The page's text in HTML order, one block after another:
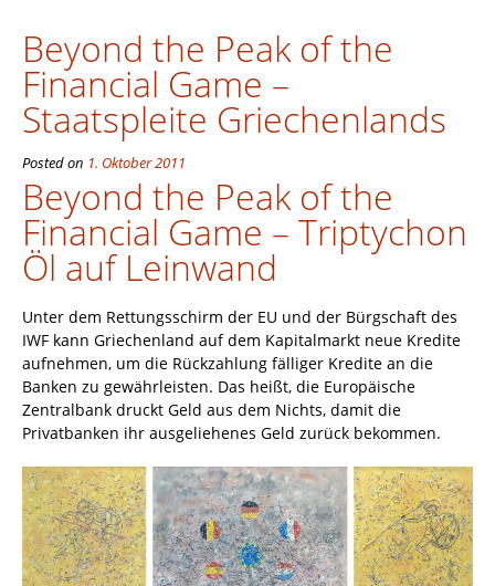
Beyond the Peak of the
Financial Game –
Staatspleite Griechenlands
Posted on 1. Oktober 2011
Beyond the Peak of the
Financial Game – Triptychon
Öl auf Leinwand
Unter dem Rettungsschirm der EU und der Bürgschaft des
IWF kann Griechenland auf dem Kapitalmarkt neue Kredite
aufnehmen, um die Rückzahlung fälliger Kredite an die
Banken zu gewährleisten. Das heißt, die Europäische
Zentralbank druckt Geld aus dem Nichts, damit die
Privatbanken ihr ausgeliehenes Geld zurück bekommen.